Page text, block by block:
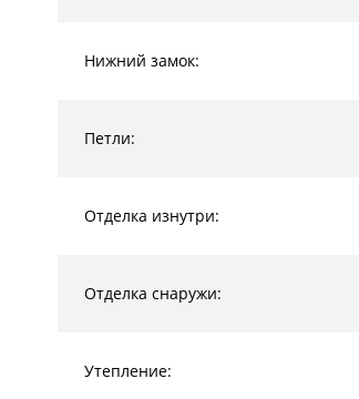
Нижний замок:
Петли:
Отделка изнутри:
Отделка снаружи:
Утепление: